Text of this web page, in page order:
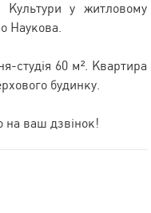
Культури у житловому
Наукова.
студія 60 м². Квартира
будинку.
на ваш дзвінок!